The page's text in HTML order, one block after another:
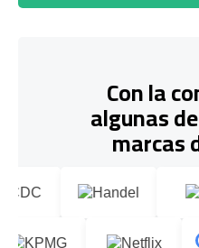
Con la
algunas
marcas